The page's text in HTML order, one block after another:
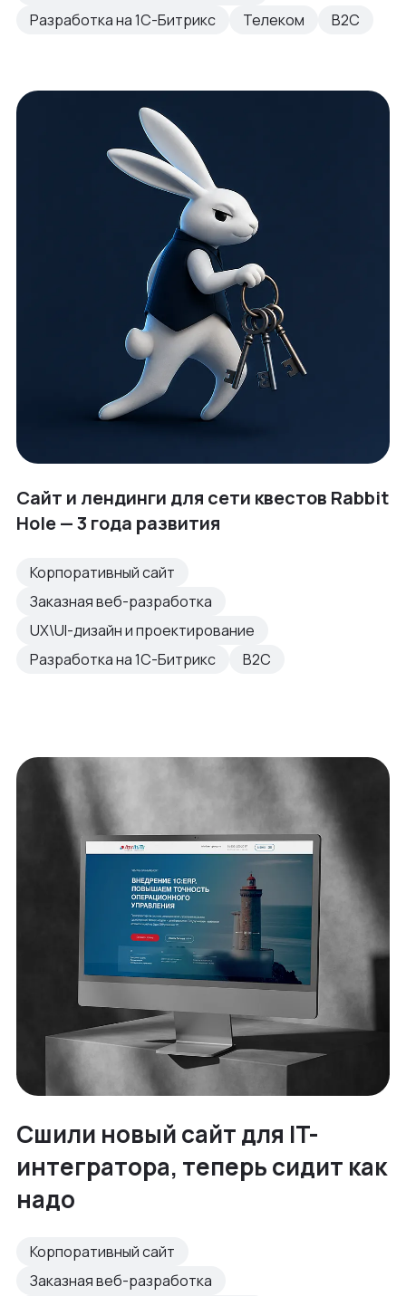
Разработка на 1С-Битрикс
Телеком B2C
Сайт и лендинги для сети квестов Rabbit
Hole — 3 года развития
Корпоративный сайт
Заказная веб-разработка
UX\UI-дизайн и проектирование
Разработка на 1С-Битрикс
B2C
Сшили новый сайт для IT-
интегратора, теперь сидит как
надо
Корпоративный сайт
Заказная веб-разработка